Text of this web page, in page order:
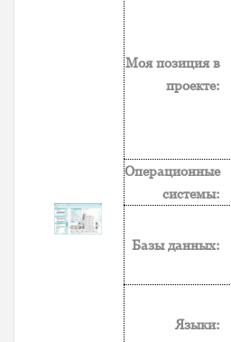
Моя позиция в
проекте:
Операционные
системы:
Базы данных:
Языки: